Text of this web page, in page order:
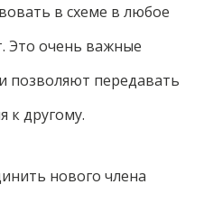
в схеме в любое
Это очень важные
позволяют передавать
к другому.
нового члена